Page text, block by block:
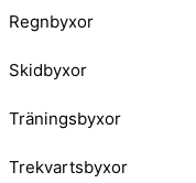
Regnbyxor
Skidbyxor
Träningsbyxor
Trekvartsbyxor